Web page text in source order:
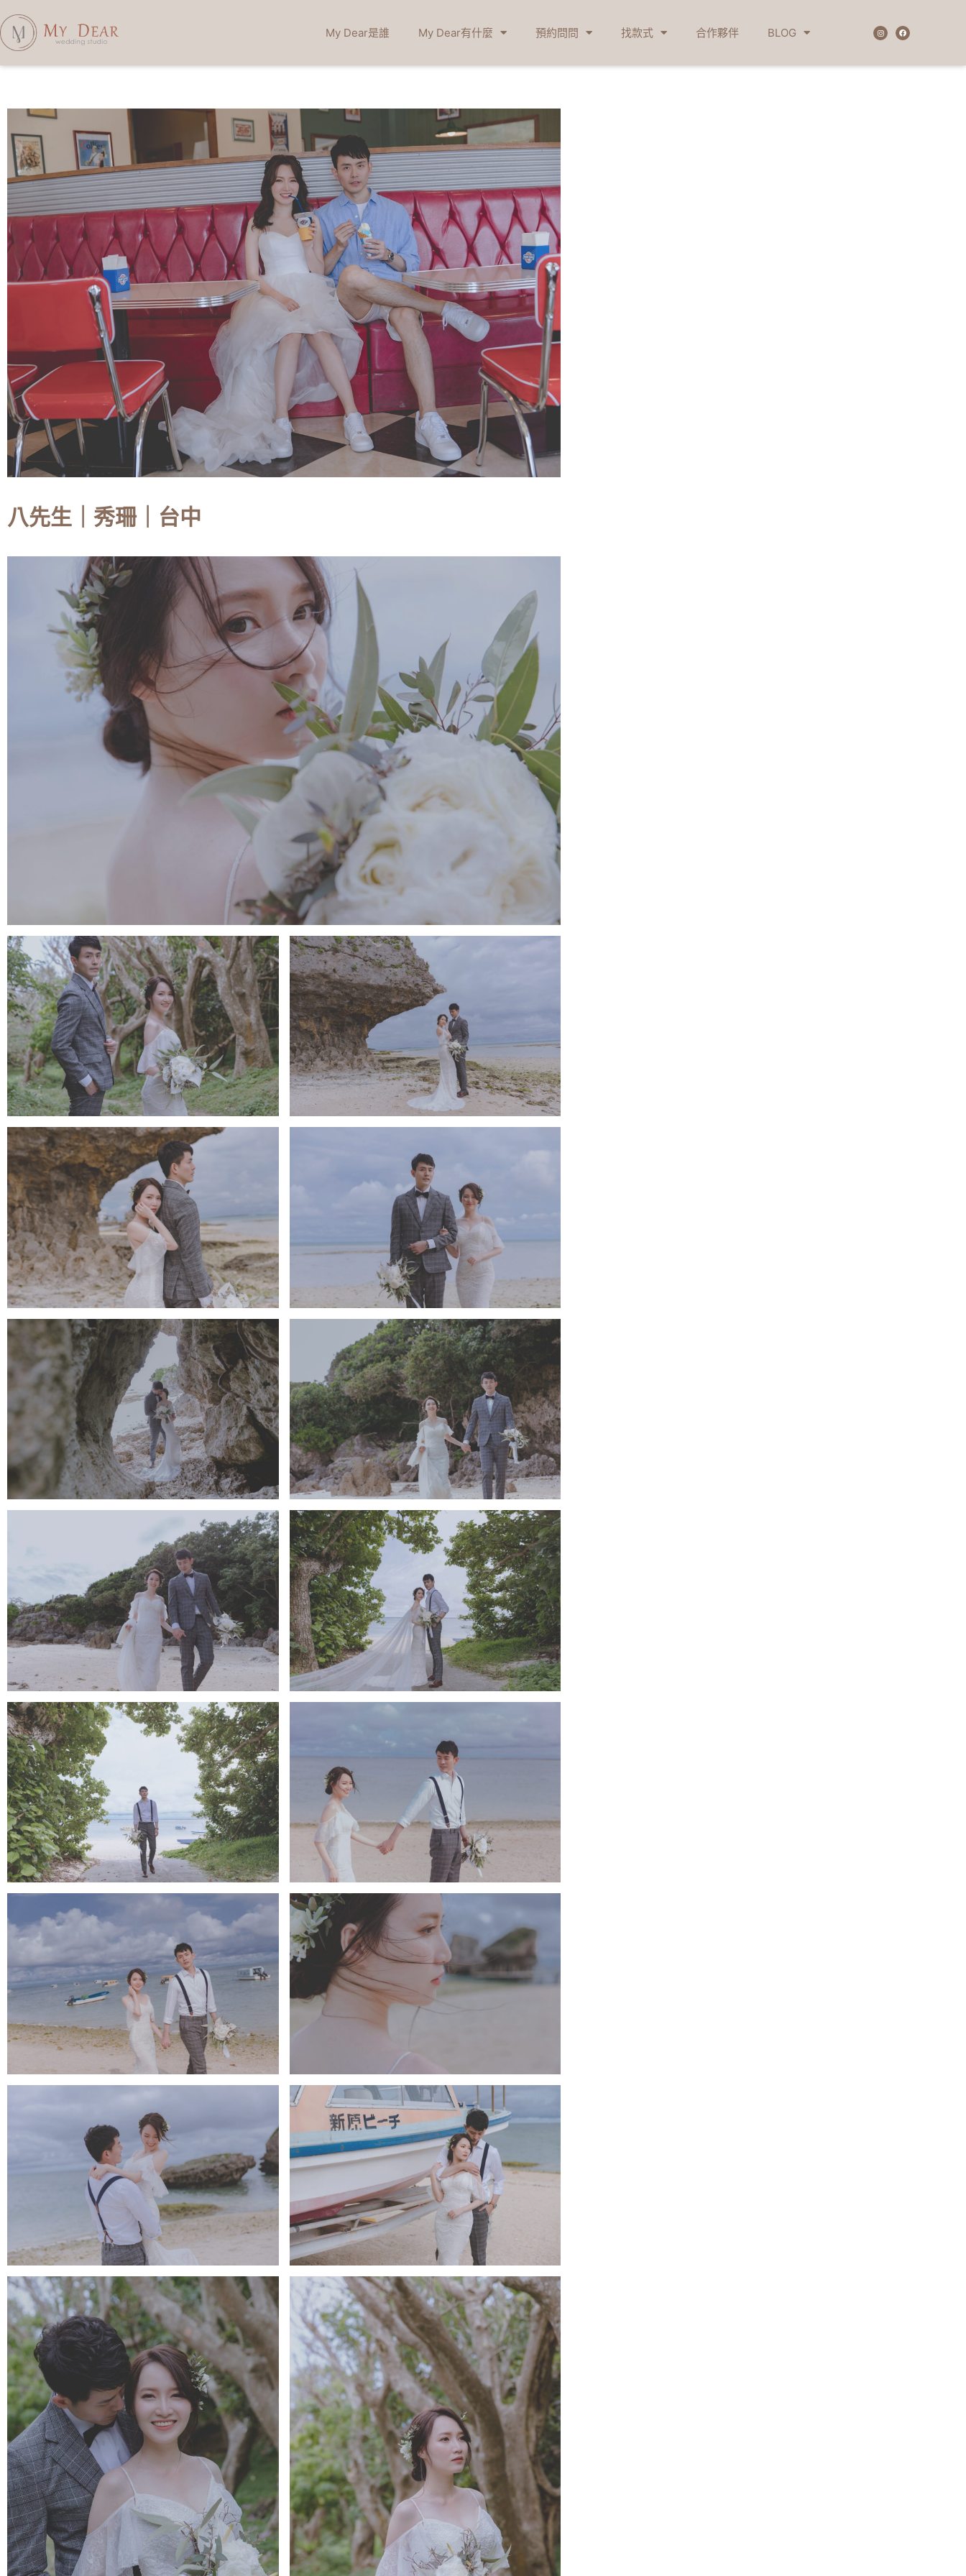
My Dear是誰 My Dear有什麼 預約問問 找款式 合作夥伴 BLOG
八先生｜秀珊｜台中